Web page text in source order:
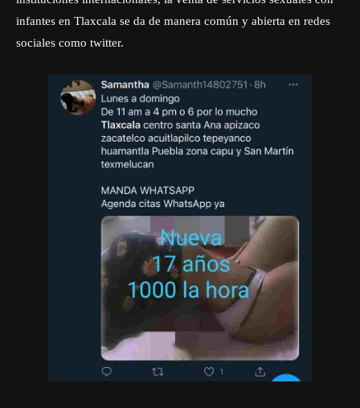
infantes en Tlaxcala se da de manera común y abierta en redes
sociales como twitter.